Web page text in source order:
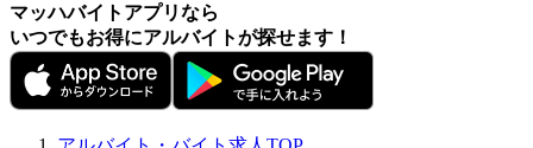
マッハバイトアプリなら
いつでもお得にアルバイトが探せます！